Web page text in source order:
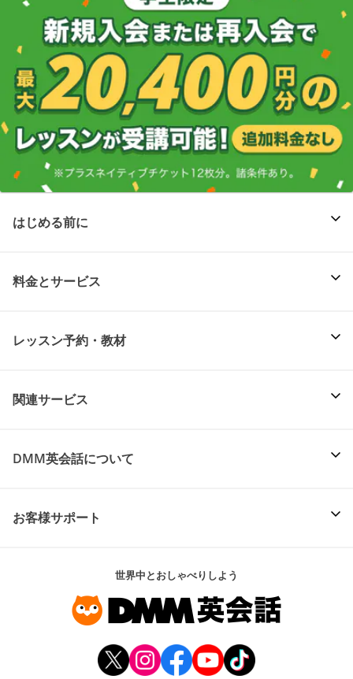
はじめる前に
料金とサービス
レッスン予約・教材
関連サービス
DMM英会話について
お客様サポート
世界中とおしゃべりしよう